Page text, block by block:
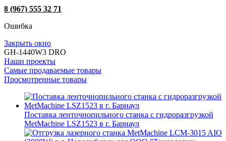
8 (967) 555 32 71
Ошибка
Закрыть окно
GH-1440W3 DRO
Наши проекты
Самые продаваемые товары
Просмотренные товары
Поставка ленточнопильного станка c гидроразгрузкой
MetMachine LSZ1523 в г. Барнаул